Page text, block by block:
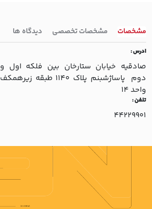
مشخصات مشخصات تخصصی دیدگاه ها
ادرس :
صادقيه خيابان ستارخان بين فلکه اول و
دوم پاساژشبنم پلاک 1140 طبقه زيرهمکف
واحد 14
تلفن :
44229901